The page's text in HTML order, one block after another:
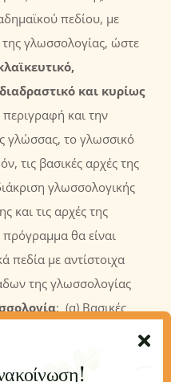
πεδίου, με
της γλωσσολογίας, ώστε
και κυρίως
περιγραφή και την
γλώσσας, το γλωσσικό
τις βασικές αρχές της
γλωσσολογικής
και τις αρχές της
θα είναι
πεδία με αντίστοιχα
της γλωσσολογίας
: (α) Βασικές